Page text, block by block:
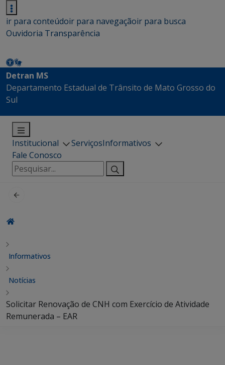
ir para conteúdoir para navegaçãoir para busca
Ouvidoria Transparência
Detran MS
Departamento Estadual de Trânsito de Mato Grosso do
Sul
Institucional ServiçosInformativos
Fale Conosco
Pesquisar
por:
Informativos
Notícias
Solicitar Renovação de CNH com Exercício de Atividade
Remunerada – EAR